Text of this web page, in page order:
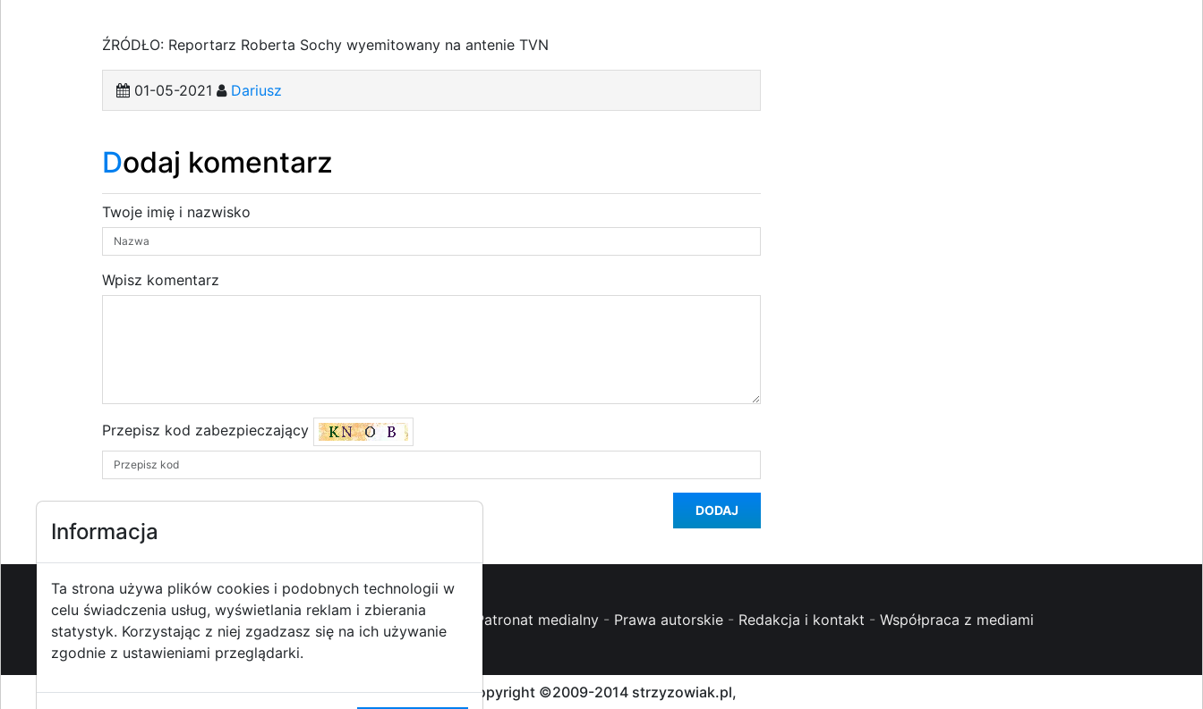
ŹRÓDŁO: Reportarz Roberta Sochy wyemitowany na antenie TVN
01-05-2021 Dariusz
Dodaj komentarz
Twoje imię i nazwisko
Wpisz komentarz
Przepisz kod zabezpieczający
DODAJ
O strzyzowiak.pl-Reklama -Pomoc (FAQ) Patronat medialny - Prawa autorskie - Redakcja i kontakt - Współpraca z mediami
Copyright ©2009-2014 strzyzowiak.pl,
Informacja
Ta strona używa plików cookies i podobnych technologii w
celu świadczenia usług, wyświetlania reklam i zbierania
statystyk. Korzystając z niej zgadzasz się na ich używanie
zgodnie z ustawieniami przeglądarki.